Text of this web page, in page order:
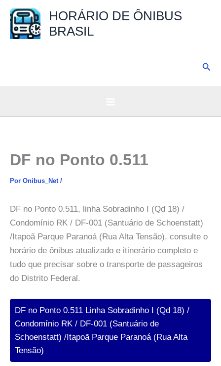
para
HORÁRIO DE ÔNIBUS
BRASIL
DF no Ponto 0.511
Por Onibus_Net /
DF no Ponto 0.511, linha Sobradinho I (Qd 18) /
Condomínio RK / DF-001 (Santuário de Schoenstatt)
/Itapoã Parque Paranoá (Rua Alta Tensão), consulte o
horário de ônibus atualizado e itinerário completo e
tudo que precisar sobre o transporte de passageiros
do Distrito Federal.
DF no Ponto 0.511 Linha Sobradinho I (Qd 18) /
Condomínio RK / DF-001 (Santuário de
Schoenstatt) /Itapoã Parque Paranoá (Rua Alta
Tensão)